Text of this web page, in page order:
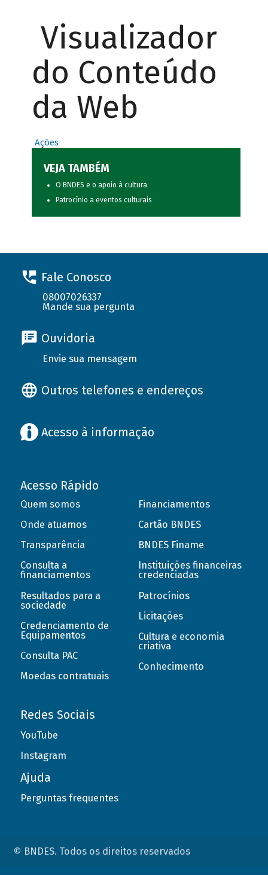
Visualizador
do Conteúdo
da Web
Ações
VEJA TAMBÉM
O BNDES e o apoio à cultura
Patrocínio a eventos culturais
Fale Conosco
08007026337
Mande sua pergunta
Ouvidoria
Envie sua mensagem
Outros telefones e endereços
Acesso à informação
Acesso Rápido
Quem somos
Onde atuamos
Transparência
Consulta a
financiamentos
Resultados para a
sociedade
Credenciamento de
Equipamentos
Consulta PAC
Moedas contratuais
Financiamentos
Cartão BNDES
BNDES Finame
Instituições financeiras
credenciadas
Patrocínios
Licitações
Cultura e economia
criativa
Conhecimento
Redes Sociais
YouTube
Instagram
Ajuda
Perguntas frequentes
© BNDES. Todos os direitos reservados